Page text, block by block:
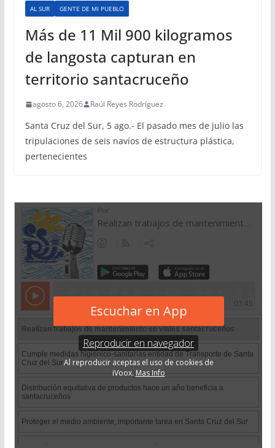
AL SUR GENTE DE MI PUEBLO
Más de 11 Mil 900 kilogramos
de langosta capturan en
territorio santacruceño
agosto 6, 2026 Raúl Reyes Rodríguez
Santa Cruz del Sur, 5 ago.- El pasado mes de julio las
tripulaciones de seis navíos de estructura plástica,
pertenecientes